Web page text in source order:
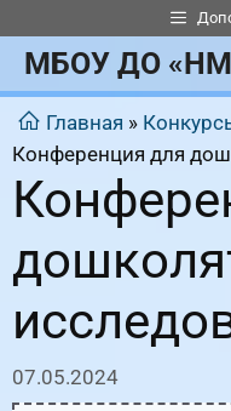
к
содержимому
МБОУ ДО
Главная »
Конференция для
07.05.2024